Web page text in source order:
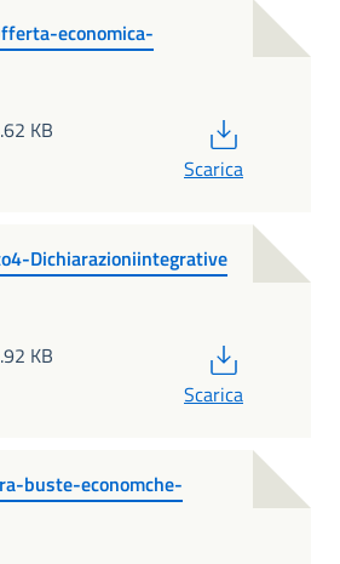
economica-
KB
Scarica
Dichiarazioniintegrative
KB
Scarica
buste-economche-